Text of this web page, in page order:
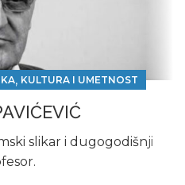
, KULTURA I UMETNOST
slikar i dugogodišnji